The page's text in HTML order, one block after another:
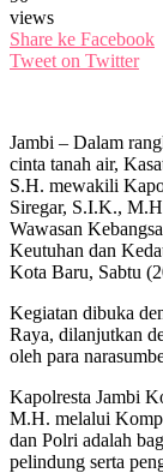
views
Share ke Facebook
Tweet on Twitter
Jambi – Dalam
cinta tanah air,
S.H. mewakili
Siregar, S.I.K.,
Wawasan
Keutuhan dan
Kota Baru, Sabtu
Kegiatan dibuka
Raya, dilanjutkan
oleh para
Kapolresta Jambi
M.H. melalui
dan Polri adalah
pelindung serta